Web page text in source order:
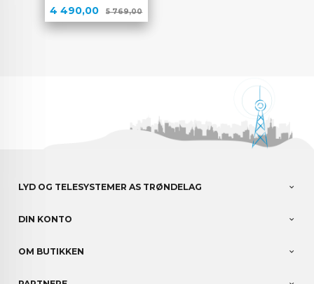
Tilbud
4 490,00 5 769,00Rabatt
LYD OG TELESYSTEMER AS TRØNDELAG
DIN KONTO
OM BUTIKKEN